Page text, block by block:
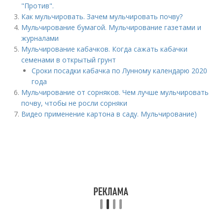
"Против".
Как мульчировать. Зачем мульчировать почву?
Мульчирование бумагой. Мульчирование газетами и
журналами
Мульчирование кабачков. Когда сажать кабачки
семенами в открытый грунт
Сроки посадки кабачка по Лунному календарю 2020
года
Мульчирование от сорняков. Чем лучше мульчировать
почву, чтобы не росли сорняки
Видео применение картона в саду. Мульчирование)